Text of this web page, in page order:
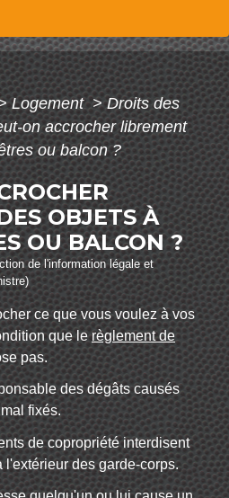
Logement> Droits des
on accrocher librement
ou balcon ?
OBJETS À
OU BALCON ?
de l'information légale et
ce que vous voulez à vos
que lerèglement de
pas.
des dégâts causés
fixés.
de copropriété interdisent
l'extérieur des garde-corps.